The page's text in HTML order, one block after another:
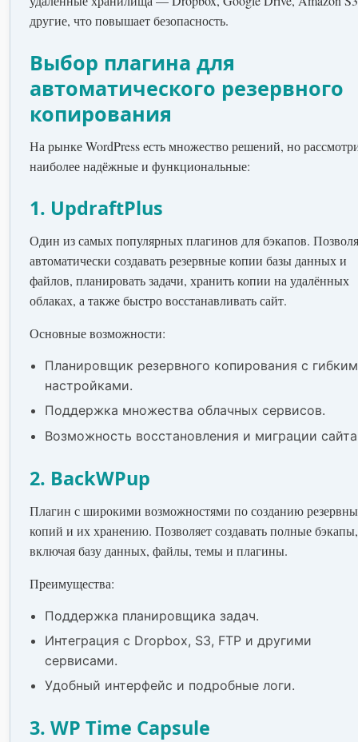
другие, что повышает безопасность.
Выбор плагина для
автоматического резервного
копирования
На рынке WordPress есть множество решений, но
наиболее надёжные и функциональные:
1. UpdraftPlus
Один из самых популярных плагинов для бэкапов.
автоматически создавать резервные копии базы данных и
файлов, планировать задачи, хранить копии на удалённых
облаках, а также быстро восстанавливать сайт.
Основные возможности:
Планировщик резервного копирования с
настройками.
Поддержка множества облачных сервисов.
Возможность восстановления и миграции
2. BackWPup
Плагин с широкими возможностями по созданию
копий и их хранению. Позволяет создавать полные бэкапы,
включая базу данных, файлы, темы и плагины.
Преимущества:
Поддержка планировщика задач.
Интеграция с Dropbox, S3, FTP и другими
сервисами.
Удобный интерфейс и подробные логи.
3. WP Time Capsule